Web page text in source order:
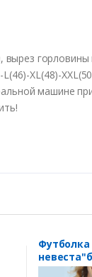
горловины
XL(48)-
машине